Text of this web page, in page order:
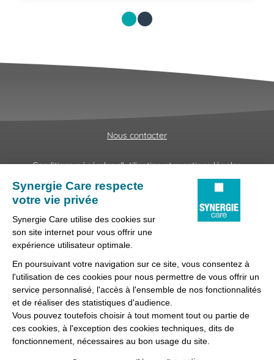
Nous contacter
Conditions générales d'utilisation et mentions légales
Fraudes & Hameçonnages
Lanceur d'alertes
Préférences des cookies
Synergie Care, réseau d'agences d'emploi spécialisées dans
la délégation de personnel médical et paramédical, filiale du
groupe Synergie.